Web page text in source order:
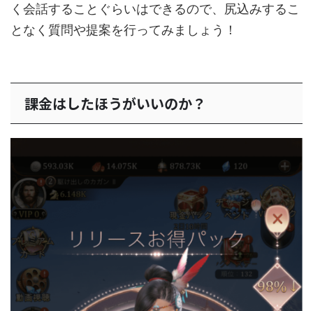
く会話することぐらいはできるので、尻込みするこ
となく質問や提案を行ってみましょう！
課金はしたほうがいいのか？